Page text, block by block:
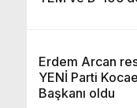
Erdem Arcan
YENİ Parti
Başkanı oldu